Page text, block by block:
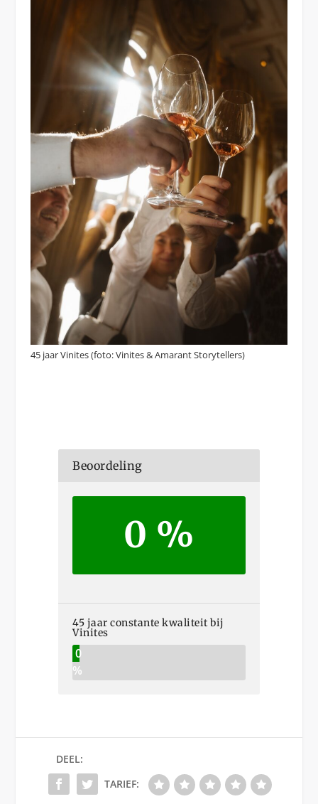
45 jaar Vinites (foto: Vinites & Amarant Storytellers)
Beoordeling
0 %
45 jaar constante kwaliteit bij
Vinites
0
%
DEEL:
TARIEF: